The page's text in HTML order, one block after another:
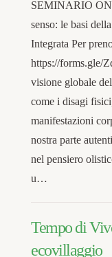
SEMINARIO
senso: le basi
Integrata Per
https://forms.gle/
visione globale
come i disagi
manifestazioni
nostra parte
nel pensiero
u…
Tempo di
ecovillaggio